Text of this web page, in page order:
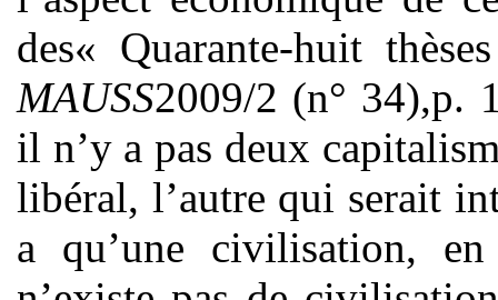
des« Quarante-huit
MAUSS2009/2 (n° 34),p.
il n’y a pas deux
libéral, l’autre qui serait
a qu’une civilisation,